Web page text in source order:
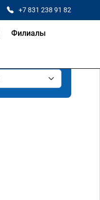
+7 831 238 91 82
Филиалы